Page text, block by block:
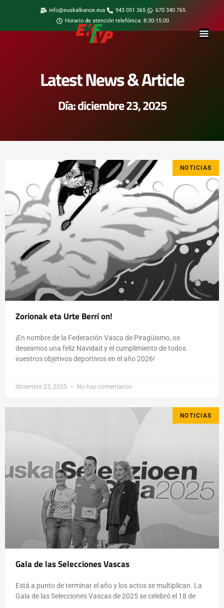
info@euskalkanoe.eus 943 051 365
670 340 765
Horario de atención telefónica: 8:30-15:00
Latest News & Article
Día: diciembre 23, 2025
NOTICIAS
Zorionak eta Urte Berri on!
¡En nombre de la Federación Vasca de Piragüismo, os
deseamos una feliz Navidad y el cumplimiento de todos
vuestros objetivos deportivos en el año 2026!
diciembre 23, 2025 No hay comentarios
NOTICIAS
Gala de las Selecciones Vascas
Está a punto de terminar el año y los actos se multiplican. La
Gala de las Selecciones Vascas de 2025 se celebró el 18 de